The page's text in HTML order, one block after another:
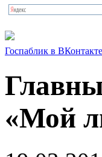
Госпаблик в ВКонтакте
«Мой